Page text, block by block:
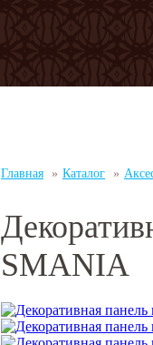
Главная » Каталог »
SMANIA